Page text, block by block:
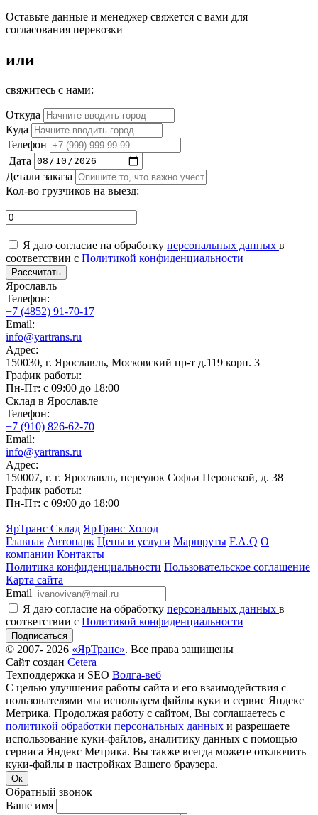
Оставьте данные и менеджер свяжется с вами для
согласования перевозки
или
свяжитесь с нами:
Откуда
Куда
Телефон
Дата
Детали заказа
Кол-во грузчиков на выезд:
Я даю согласие на обработку персональных данных в
соответствии с Политикой конфиденциальности
Рассчитать
Ярославль
Телефон:
+7 (4852) 91-70-17
Email:
info@yartrans.ru
Адрес:
150030, г. Ярославль, Московский пр-т д.119 корп. 3
График работы:
Пн-Пт: с 09:00 до 18:00
Склад в Ярославле
Телефон:
+7 (910) 826-62-70
Email:
info@yartrans.ru
Адрес:
150007, г. г. Ярославль, переулок Софьи Перовской, д. 38
График работы:
Пн-Пт: с 09:00 до 18:00
ЯрТранс Склад ЯрТранс Холод
Главная Автопарк Цены и услуги Маршруты F.A.Q О
компании Контакты
Политика конфиденциальности Пользовательское соглашение
Карта сайта
Email
Я даю согласие на обработку персональных данных в
соответствии с Политикой конфиденциальности
Подписаться
© 2007- 2026 «ЯрТранс». Все права защищены
Сайт создан Cetera
Техподдержка и SEO Волга-веб
С целью улучшения работы сайта и его взаимодействия с
пользователями мы используем файлы куки и сервис Яндекс
Метрика. Продолжая работу с сайтом, Вы соглашаетесь с
политикой обработки персональных данных и разрешаете
использование куки-файлов, аналитику данных с помощью
сервиса Яндекс Метрика. Вы также всегда можете отключить
куки-файлы в настройках Вашего браузера.
Ок
Обратный звонок
Ваше имя